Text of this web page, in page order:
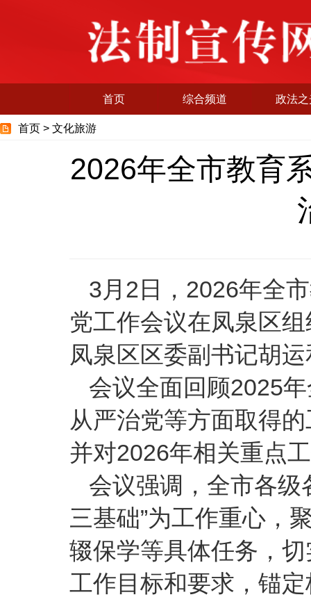
首页 综合频道 政法之
首页 > 文化旅游
2026年全市教育
3月2日，2026年全
党工作会议在凤泉区
凤泉区区委副书记胡
会议全面回顾2025
从严治党等方面取得
并对2026年相关重点
会议强调，全市各级
三基础”为工作重心，
辍保学等具体任务，
工作目标和要求，锚